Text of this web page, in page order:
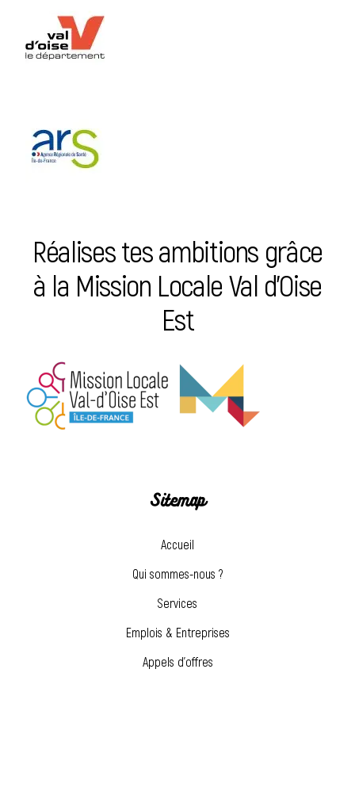
Réalises tes ambitions grâce
à la Mission Locale Val d’Oise
Est
Sitemap
Accueil
Qui sommes-nous ?
Services
Emplois & Entreprises
Appels d’offres